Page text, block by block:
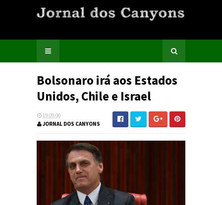
Bolsonaro irá aos Estados
Unidos, Chile e Israel
19:09:00
JORNAL DOS CANYONS